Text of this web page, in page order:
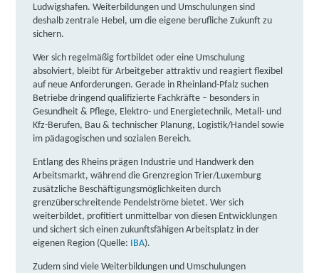
weitere Informationen
Partner
weitere Informationen
Learning Digital (LDE) GmbH | Julius-Wegeler-Straße
6, 56068 Koblenz Partner
weitere Informationen
Lernstudio Barbarossa / MegaKids Fortbildungs
GmbH | Löhrrondell 5a, 56068 Koblenz
weitere Informationen
Ludwigshafen. Weiterbildungen und Umschulungen sind
deshalb zentrale Hebel, um die eigene berufliche Zukunft zu
sichern.
Wer sich regelmäßig fortbildet oder eine Umschulung
absolviert, bleibt für Arbeitgeber attraktiv und reagiert flexibel
auf neue Anforderungen. Gerade in Rheinland-Pfalz suchen
Betriebe dringend qualifizierte Fachkräfte – besonders in
Gesundheit & Pflege, Elektro- und Energietechnik, Metall- und
Kfz-Berufen, Bau & technischer Planung, Logistik/Handel sowie
im pädagogischen und sozialen Bereich.
Entlang des Rheins prägen Industrie und Handwerk den
Arbeitsmarkt, während die Grenzregion Trier/Luxemburg
zusätzliche Beschäftigungsmöglichkeiten durch
grenzüberschreitende Pendelströme bietet. Wer sich
weiterbildet, profitiert unmittelbar von diesen Entwicklungen
und sichert sich einen zukunftsfähigen Arbeitsplatz in der
eigenen Region (Quelle: IBA).
Zudem sind viele Weiterbildungen und Umschulungen